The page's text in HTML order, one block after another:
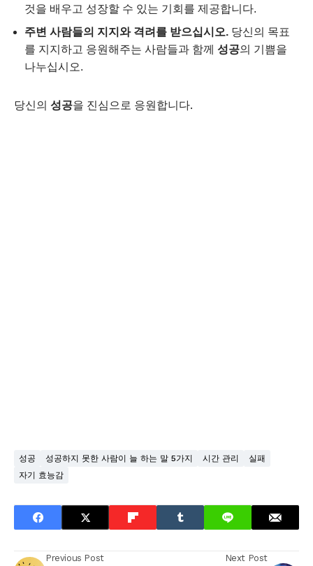
것을 배우고 성장할 수 있는 기회를 제공합니다.
주변 사람들의 지지와 격려를 받으십시오. 당신의 목표
를 지지하고 응원해주는 사람들과 함께 성공의 기쁨을
나누십시오.
당신의 성공을 진심으로 응원합니다.
성공 성공하지 못한 사람이 늘 하는 말 5가지 시간 관리
실패
자기 효능감
Previous Post Next Post